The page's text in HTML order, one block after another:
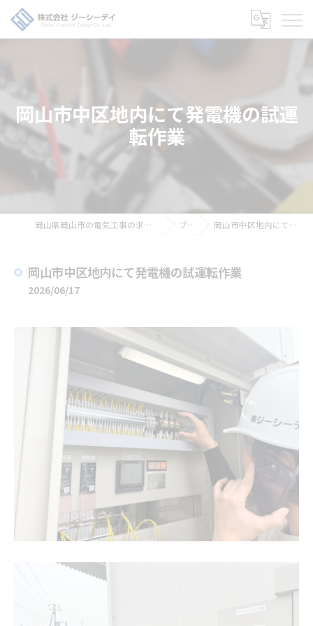
岡山市中区地内にて発電機の試運
転作業
岡山県岡山市の電気工事の求人なら株式会社ジーシーデイ ブログ 岡山市中区地内にて発電機の試運転作業
岡山市中区地内にて発電機の試運転作業
2026/06/17